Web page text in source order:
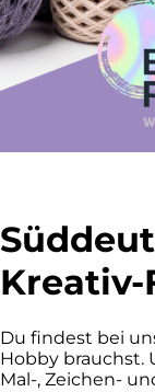
Kreativ-
Du findest bei
Hobby brauchst.
Mal-, Zeichen-